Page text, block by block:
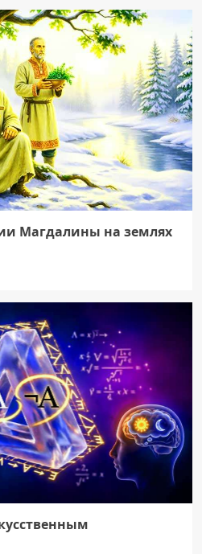
Магдалины на землях